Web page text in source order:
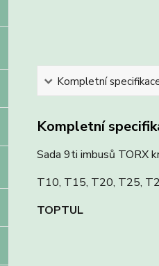
Kompletní
Kompletní
Sada 9ti imbusů TORX
T10, T15, T20, T25,
TOPTUL